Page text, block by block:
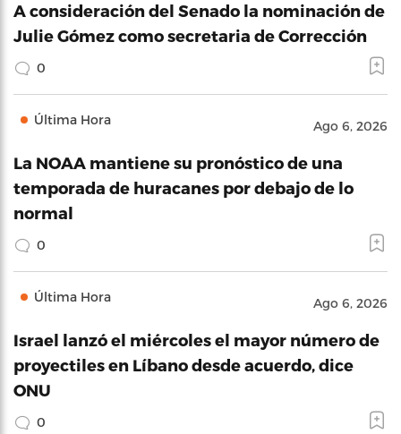
A consideración del Senado la nominación de
Julie Gómez como secretaria de Corrección
0
Última Hora Ago 6, 2026
La NOAA mantiene su pronóstico de una
temporada de huracanes por debajo de lo
normal
0
Última Hora Ago 6, 2026
Israel lanzó el miércoles el mayor número de
proyectiles en Líbano desde acuerdo, dice
ONU
0